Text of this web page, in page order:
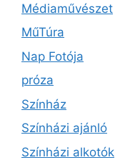
Médiaművészet
MűTúra
Nap Fotója
próza
Színház
Színházi ajánló
Színházi alkotók